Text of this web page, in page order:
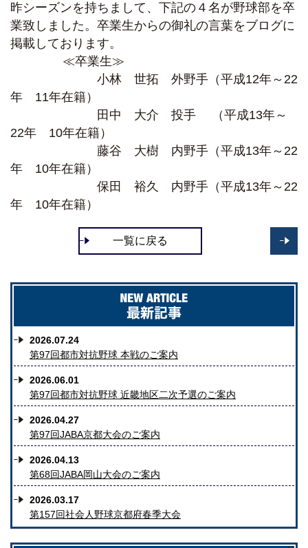
昨シーズンを持ちまして、下記の４名が野球部を卒
業致しました。卒業生からの御礼の言葉をブログに
掲載しております。
≪卒業生≫
小林 世拓 外野手（平成12年～22
年 11年在籍）
田中 大介 投手 （平成13年～
22年 10年在籍）
藤谷 大樹 内野手（平成13年～22
年 10年在籍）
保田 裕久 内野手（平成13年～22
年 10年在籍）
一覧に戻る
2026.07.24
第97回都市対抗野球 本戦のご案内
2026.06.01
第97回都市対抗野球 近畿地区二次予選のご案内
2026.04.27
第97回JABA京都大会のご案内
2026.04.13
第68回JABA岡山大会のご案内
2026.03.17
第157回社会人野球京都府春季大会